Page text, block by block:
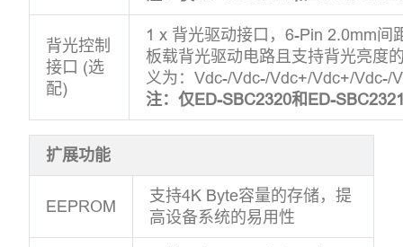
背光控制
接口 (选
配)
1 x 背光驱动接口，6-Pin 2.0mm间
板载背光驱动电路且支持背光亮度
义为：Vdc-/Vdc-/Vdc+/Vdc+/Vdc-/
注：仅ED-SBC2320和ED-
扩展功能
EEPROM
支持4K Byte容量的存储，提
高设备系统的易用性